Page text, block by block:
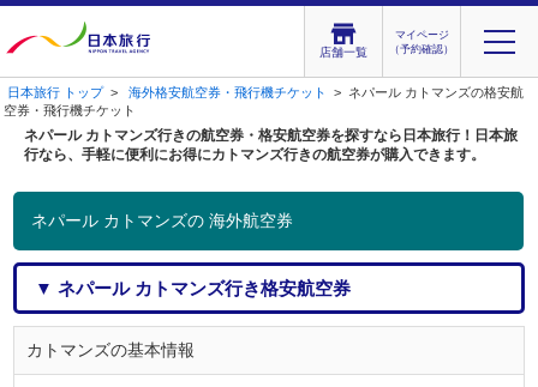
店舗一覧
マイページ
（予約確認）
日本旅行 トップ > 海外格安航空券・飛行機チケット
> ネパール カトマンズの格安航
空券・飛行機チケット
ネパール カトマンズ行きの航空券・格安航空券を探すなら日本旅行！日本旅
行なら、手軽に便利にお得にカトマンズ行きの航空券が購入できます。
ネパール カトマンズの 海外航空券
▼ ネパール カトマンズ行き格安航空券
カトマンズの基本情報